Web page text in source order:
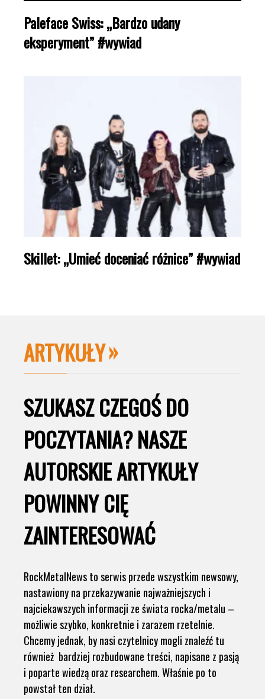
Paleface Swiss: „Bardzo udany
eksperyment” #wywiad
Skillet: „Umieć doceniać różnice” #wywiad
ARTYKUŁY
SZUKASZ CZEGOŚ DO
POCZYTANIA? NASZE
AUTORSKIE ARTYKUŁY
POWINNY CIĘ
ZAINTERESOWAĆ
RockMetalNews to serwis przede wszystkim newsowy,
nastawiony na przekazywanie najważniejszych i
najciekawszych informacji ze świata rocka/metalu –
możliwie szybko, konkretnie i zarazem rzetelnie.
Chcemy jednak, by nasi czytelnicy mogli znaleźć tu
również bardziej rozbudowane treści, napisane z pasją
i poparte wiedzą oraz researchem. Właśnie po to
powstał ten dział.